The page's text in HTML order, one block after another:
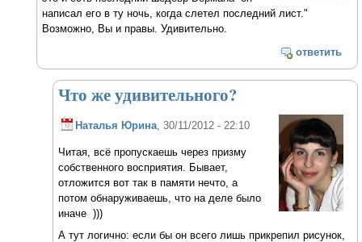
написал его в ту ночь, когда слетел последний лист."
Возможно, Вы и правы. Удивительно.
ответить
Что же удивительного?
Наталья Юрина, 30/11/2012 - 22:10
Читая, всё пропускаешь через призму
собственного восприятия. Бывает,
отложится вот так в памяти нечто, а
потом обнаруживаешь, что на деле было
иначе )))
А тут логично: если бы он всего лишь прикрепил рисунок,